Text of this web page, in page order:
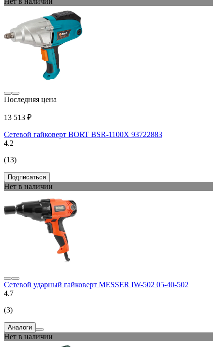
Последняя цена
13 513 ₽
Сетевой гайковерт BORT BSR-1100X 93722883
4.2
(13)
Подписаться
Нет в наличии
Сетевой ударный гайковерт MESSER IW-502 05-40-502
4.7
(3)
Аналоги
Нет в наличии